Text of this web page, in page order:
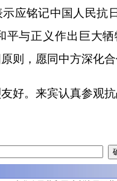
应铭记中国人民抗
平与正义作出巨大
则，愿同中方深化合
好。来宾认真参观抗